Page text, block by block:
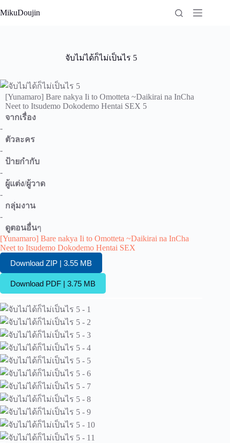
to
MikuDoujin
จับไม่ได้ก็ไม่เป็นไร 5
[Yunamaro] Bare nakya Ii to Omotteta ~Daikirai na InCha
Neet to Itsudemo Dokodemo Hentai SEX 5
จากเรื่อง
-
ตัวละคร
-
ป้ายกำกับ
-
ผู้แต่ง/ผู้วาด
-
กลุ่มงาน
-
ดูตอนอื่นๆ
[Yunamaro] Bare nakya Ii to Omotteta ~Daikirai na InCha
Neet to Itsudemo Dokodemo Hentai SEX
Download ZIP | 3.55 MB
Download PDF | 3.75 MB